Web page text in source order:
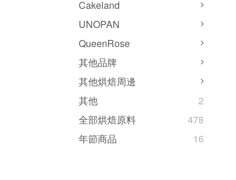
Cakeland
UNOPAN
QueenRose
其他品牌
其他烘焙周邊
其他
2
全部烘焙原料
478
年節商品
16